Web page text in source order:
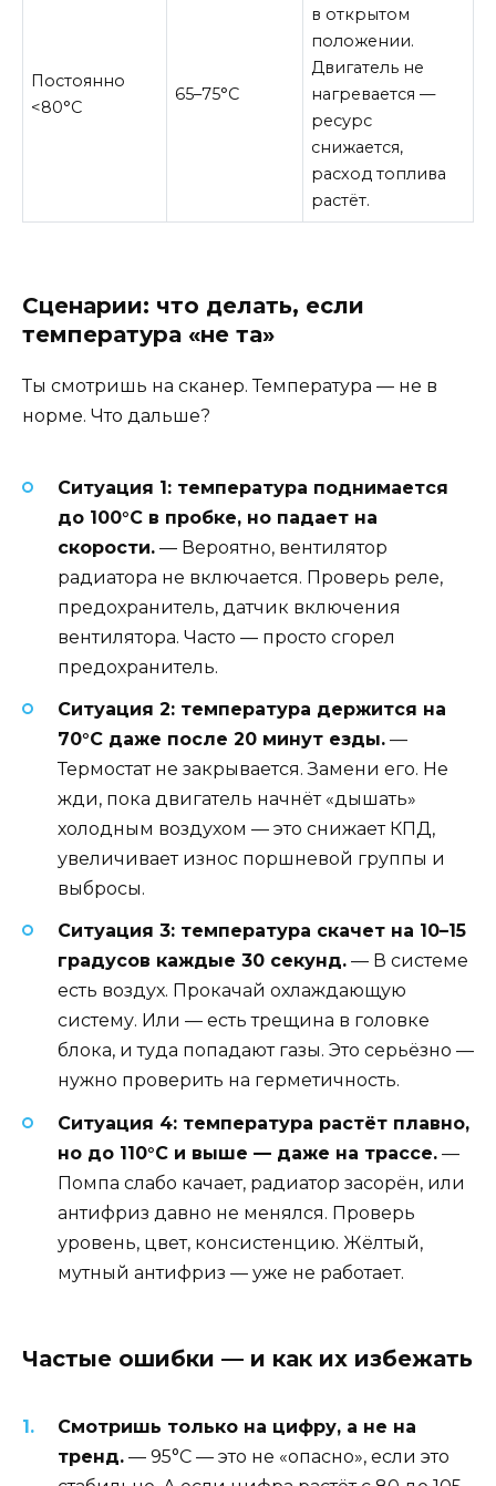
Постоянно
<80°C
65–75°C
в открытом
положении.
Двигатель не
нагревается —
ресурс
снижается,
расход топлива
растёт.
Сценарии: что делать, если
температура «не та»
Ты смотришь на сканер. Температура — не в
норме. Что дальше?
Ситуация 1: температура поднимается
до 100°C в пробке, но падает на
скорости. — Вероятно, вентилятор
радиатора не включается. Проверь реле,
предохранитель, датчик включения
вентилятора. Часто — просто сгорел
предохранитель.
Ситуация 2: температура держится на
70°C даже после 20 минут езды. —
Термостат не закрывается. Замени его. Не
жди, пока двигатель начнёт «дышать»
холодным воздухом — это снижает КПД,
увеличивает износ поршневой группы и
выбросы.
Ситуация 3: температура скачет на 10–15
градусов каждые 30 секунд. — В системе
есть воздух. Прокачай охлаждающую
систему. Или — есть трещина в головке
блока, и туда попадают газы. Это серьёзно —
нужно проверить на герметичность.
Ситуация 4: температура растёт плавно,
но до 110°C и выше — даже на трассе. —
Помпа слабо качает, радиатор засорён, или
антифриз давно не менялся. Проверь
уровень, цвет, консистенцию. Жёлтый,
мутный антифриз — уже не работает.
Частые ошибки — и как их избежать
Смотришь только на цифру, а не на
тренд. — 95°C — это не «опасно», если это